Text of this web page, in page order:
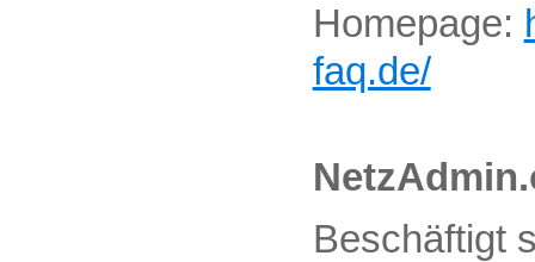
Homepage:
faq.de/
Beschäftigt